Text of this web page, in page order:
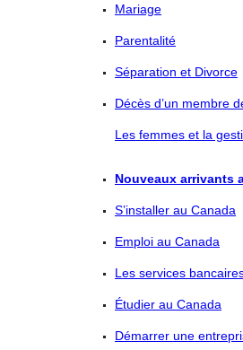
Mariage
Parentalité
Séparation et Divorce
Décès d’un membre
Les femmes et la
Nouveaux arrivants
S’installer au Canada
Emploi au Canada
Les services
Étudier au Canada
Démarrer une